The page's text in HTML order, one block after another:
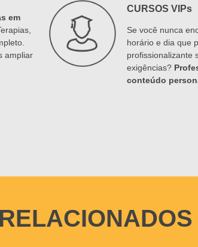
em
ampliar
CURSOS VIPs
Se você nunca
horário e dia que
profissionalizante
exigências?
conteúdo